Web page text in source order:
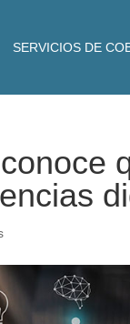
SERVICIOS DE